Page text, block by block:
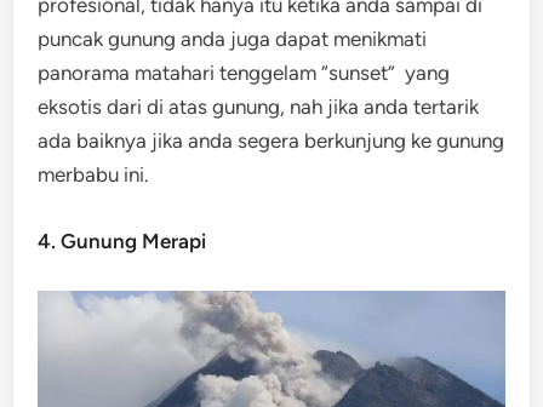
puncak gunung anda juga dapat menikmati
panorama matahari tenggelam “sunset” yang
eksotis dari di atas gunung, nah jika anda tertarik
ada baiknya jika anda segera berkunjung ke gunung
merbabu ini.
4. Gunung Merapi